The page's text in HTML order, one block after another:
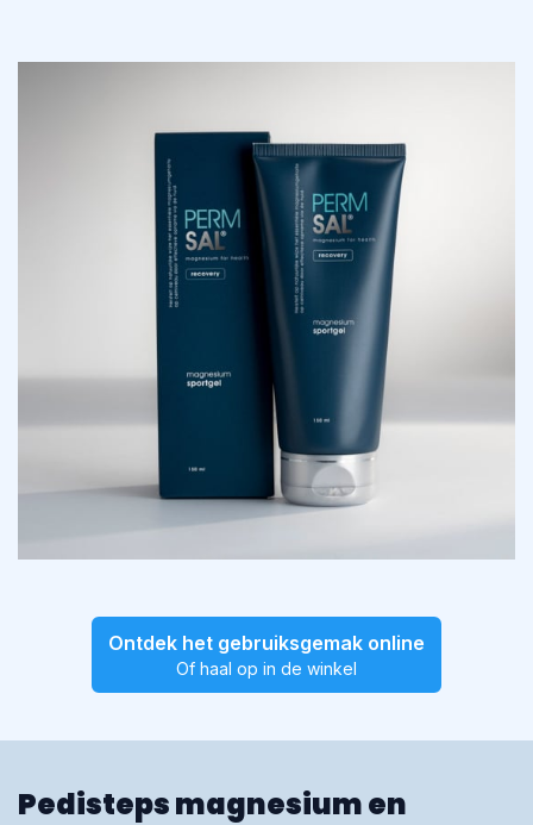
Ontdek het gebruiksgemak online
Of haal op in de winkel
Pedisteps magnesium en